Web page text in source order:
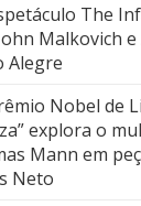
The
Malkovich
Alegre
Nobel de
explora o
Mann em
Neto